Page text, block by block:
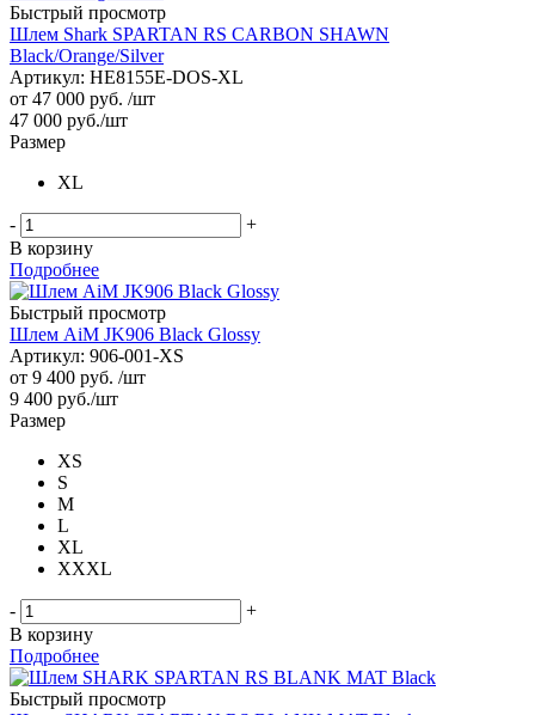
Быстрый просмотр
Шлем Shark SPARTAN RS CARBON SHAWN
Black/Orange/Silver
Артикул: HE8155E-DOS-XL
от 47 000 руб. /шт
47 000 руб./шт
Размер
XL
-
+
В корзину
Подробнее
Быстрый просмотр
Шлем AiM JK906 Black Glossy
Артикул: 906-001-XS
от 9 400 руб. /шт
9 400 руб./шт
Размер
XS
S
M
L
XL
XXXL
-
+
В корзину
Подробнее
Быстрый просмотр